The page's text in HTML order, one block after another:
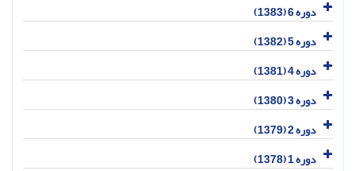
دوره 6 (1383)
دوره 5 (1382)
دوره 4 (1381)
دوره 3 (1380)
دوره 2 (1379)
دوره 1 (1378)